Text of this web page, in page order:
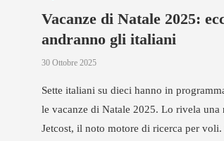
Vacanze di Natale 2025:
andranno gli italiani
30 Ottobre 2025
Sette italiani su dieci hanno in
le vacanze di Natale 2025. Lo rivela una
Jetcost, il noto motore di ricerca per